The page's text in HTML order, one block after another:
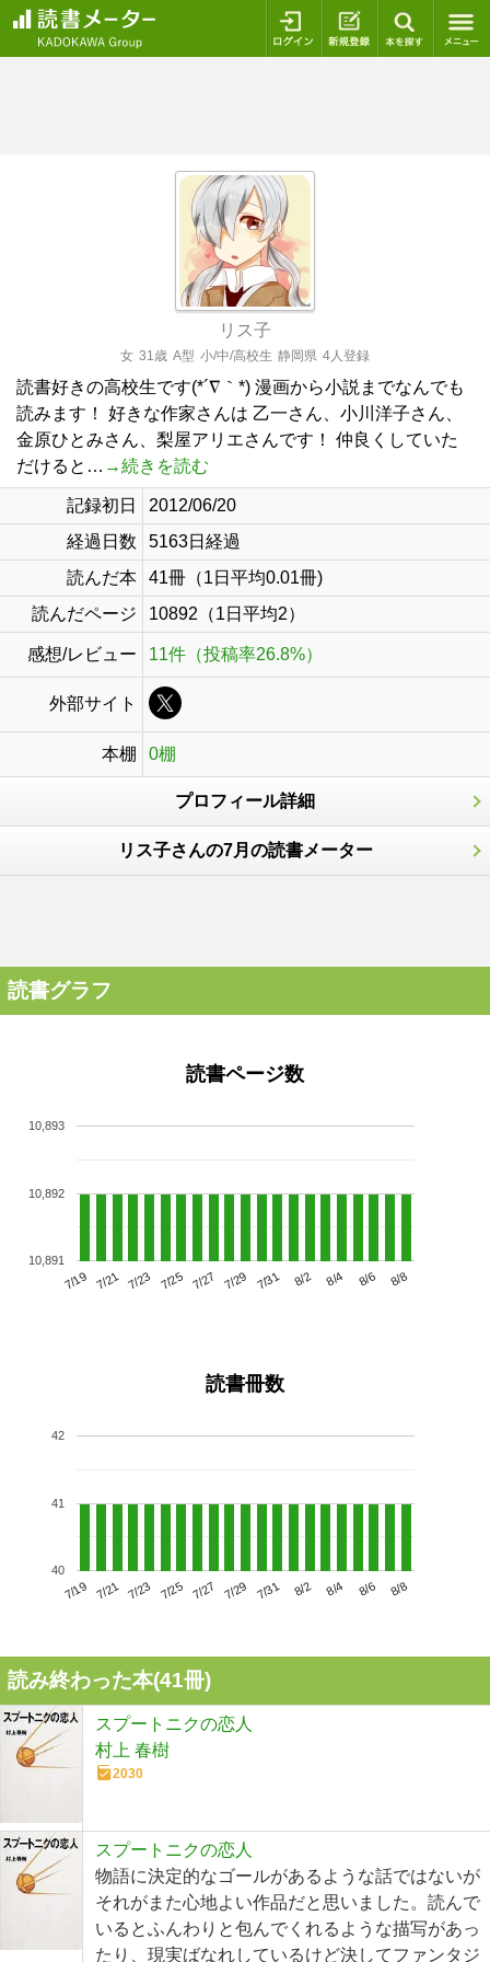
ログイン 新規登録
リス子
女 31歳 A型 小/中/高校生 静岡県 4人登録
読書好きの高校生です(*´∇｀*) 漫画から小説までなんでも
読みます！ 好きな作家さんは 乙一さん、小川洋子さん、
金原ひとみさん、梨屋アリエさんです！ 仲良くしていた
だけると… →続きを読む
記録初日
2012/06/20
経過日数
5163日経過
読んだ本
41冊（1日平均0.01冊)
読んだページ
10892（1日平均2）
感想/レビュー 11件（投稿率26.8%）
外部サイト
本棚 0棚
プロフィール詳細
リス子さんの7月の読書メーター
読書グラフ
読書ページ数
7/19 7/21 7/23 7/25 7/27 7/29 7/31 8/2 8/4 8/6 8/8
10,891
10,892
10,893
読書冊数
7/19 7/21 7/23 7/25 7/27 7/29 7/31 8/2 8/4 8/6 8/8
40
41
42
読み終わった本(41冊)
スプートニクの恋人
村上 春樹
2030
スプートニクの恋人
物語に決定的なゴールがあるような話ではないが
それがまた心地よい作品だと思いました。読んで
いるとふんわりと包んでくれるような描写があっ
たり、現実ばなれしているけど決してファンタジ